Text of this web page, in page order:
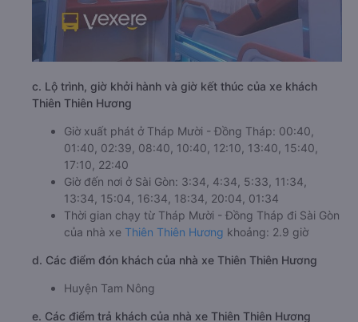
c. Lộ trình, giờ khởi hành và giờ kết thúc của xe khách
Thiên Thiên Hương
Giờ xuất phát ở Tháp Mười - Đồng Tháp: 00:40,
01:40, 02:39, 08:40, 10:40, 12:10, 13:40, 15:40,
17:10, 22:40
Giờ đến nơi ở Sài Gòn: 3:34, 4:34, 5:33, 11:34,
13:34, 15:04, 16:34, 18:34, 20:04, 01:34
Thời gian chạy từ Tháp Mười - Đồng Tháp đi Sài Gòn
của nhà xe Thiên Thiên Hương khoảng: 2.9 giờ
d. Các điểm đón khách của nhà xe Thiên Thiên Hương
Huyện Tam Nông
e. Các điểm trả khách của nhà xe Thiên Thiên Hương